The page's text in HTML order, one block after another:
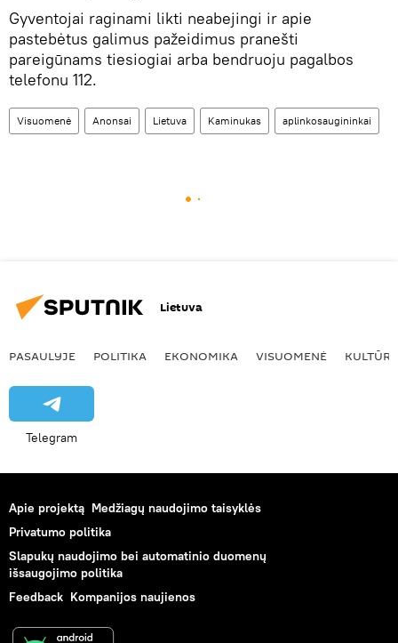
Gyventojai raginami likti neabejingi ir apie
pastebėtus galimus pažeidimus pranešti
pareigūnams tiesiogiai arba bendruoju pagalbos
telefonu 112.
Visuomenė Anonsai Lietuva Kaminukas aplinkosaugininkai
Lietuva
PASAULYJE POLITIKA EKONOMIKA VISUOMENĖ KULTŪRA
Telegram
Apie projektą Medžiagų naudojimo taisyklės
Privatumo politika
Slapukų naudojimo bei automatinio duomenų
išsaugojimo politika
Feedback Kompanijos naujienos